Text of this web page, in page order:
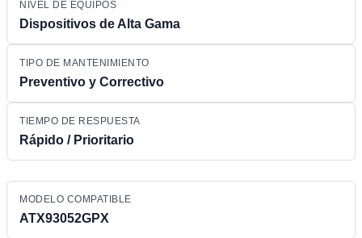
NIVEL DE EQUIPOS
Dispositivos de Alta Gama
TIPO DE MANTENIMIENTO
Preventivo y Correctivo
TIEMPO DE RESPUESTA
Rápido / Prioritario
MODELO COMPATIBLE
ATX93052GPX